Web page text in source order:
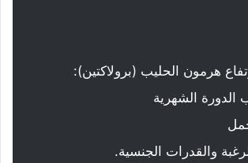
هرمون الحليب (برولاكتين):
الشهرية
والقدرات الجنسية.